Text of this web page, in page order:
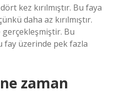
kez kırılmıştır. Bu faya
daha az kırılmıştır.
gerçekleşmiştir. Bu
fay üzerinde pek fazla
zaman